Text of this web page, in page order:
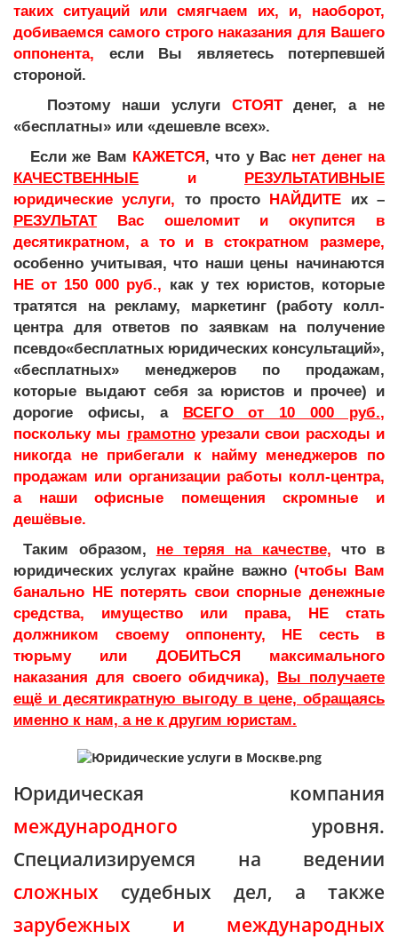
таких ситуаций или смягчаем их, и, наоборот,
добиваемся самого строго наказания для Вашего
оппонента, если Вы являетесь потерпевшей
стороной.
Поэтому наши услуги СТОЯТденег, а не
«бесплатны» или «дешевле всех».
Если же Вам КАЖЕТСЯ, что у Вас нет денег на
КАЧЕСТВЕННЫЕ и РЕЗУЛЬТАТИВНЫЕ
юридические услуги, то просто НАЙДИТЕ их –
РЕЗУЛЬТАТВас ошеломит и окупится в
десятикратном, а то и в стократном размере,
особенно учитывая, что наши цены начинаются
НЕ от 150 000 руб., как у тех юристов, которые
тратятся на рекламу, маркетинг (работу колл-
центра для ответов по заявкам на получение
псевдо«бесплатных юридических консультаций»,
«бесплатных» менеджеров по продажам,
которые выдают себя за юристов и прочее) и
дорогие офисы, а ВСЕГО от 10 000 руб.,
поскольку мы грамотноурезали свои расходы и
никогда не прибегали к найму менеджеров по
продажам или организации работы колл-центра,
а наши офисные помещения скромные и
дешёвые.
Таким образом, не теряя на качестве, что в
юридических услугах крайне важно (чтобы Вам
банально НЕ потерять свои спорные денежные
средства, имущество или права, НЕ стать
должником своему оппоненту, НЕ сесть в
тюрьму или ДОБИТЬСЯ максимального
наказания для своего обидчика), Вы получаете
ещё и десятикратную выгоду в цене, обращаясь
именно к нам, а не к другим юристам.
Юридическая компания
международного уровня.
Специализируемся на ведении
сложных судебных дел, а также
зарубежных и международных